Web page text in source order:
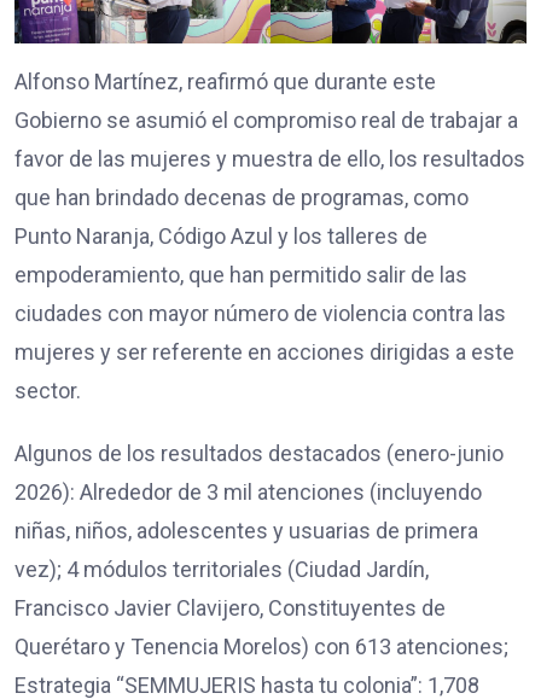
Alfonso Martínez, reafirmó que durante este
Gobierno se asumió el compromiso real de trabajar a
favor de las mujeres y muestra de ello, los resultados
que han brindado decenas de programas, como
Punto Naranja, Código Azul y los talleres de
empoderamiento, que han permitido salir de las
ciudades con mayor número de violencia contra las
mujeres y ser referente en acciones dirigidas a este
sector.
Algunos de los resultados destacados (enero-junio
2026): Alrededor de 3 mil atenciones (incluyendo
niñas, niños, adolescentes y usuarias de primera
vez); 4 módulos territoriales (Ciudad Jardín,
Francisco Javier Clavijero, Constituyentes de
Querétaro y Tenencia Morelos) con 613 atenciones;
Estrategia “SEMMUJERIS hasta tu colonia”: 1,708